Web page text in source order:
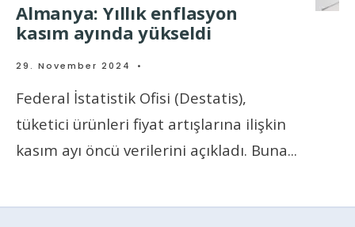
Almanya: Yıllık enflasyon
kasım ayında yükseldi
29. November 2024 •
Federal İstatistik Ofisi (Destatis),
tüketici ürünleri fiyat artışlarına ilişkin
kasım ayı öncü verilerini açıkladı. Buna...